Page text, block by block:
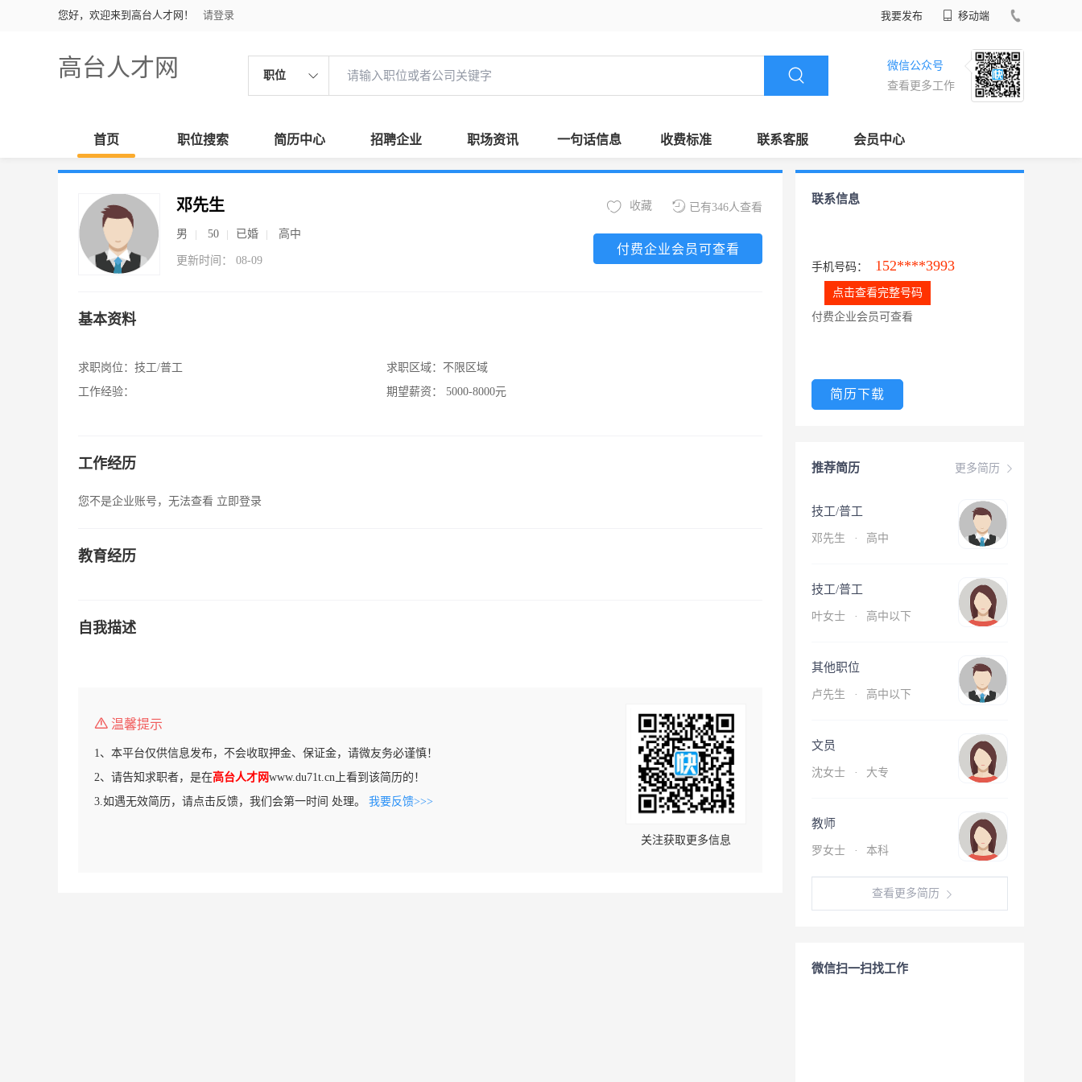
您好，欢迎来到高台人才网！ 请登录 我要发布 移动端
高台人才网 职位
微信公众号
查看更多工作
首页 职位搜索 简历中心 招聘企业 职场资讯 一句话信息 收费标准 联系客服 会员中心
邓先生
男 50 已婚 高中
更新时间： 08-09
已有346人查看
收藏
付费企业会员可查看
基本资料
求职岗位： 技工/普工
工作经验：
求职区域： 不限区域
期望薪资：
5000-8000元
工作经历
您不是企业账号，无法查看 立即登录
教育经历
自我描述
温馨提示
1、本平台仅供信息发布，不会收取押金、保证金，请微友务必谨慎！
2、请告知求职者，是在高台人才网www.du71t.cn上看到该简历的！
3.如遇无效简历，请点击反馈，我们会第一时间 处理。 我要反馈>>>
关注获取更多信息
联系信息
手机号码： 152****3993
点击查看完整号码
付费企业会员可查看
简历下载
更多简历
推荐简历
技工/普工
邓先生 · 高中
技工/普工
叶女士 · 高中以下
其他职位
卢先生 · 高中以下
文员
沈女士 · 大专
教师
罗女士 · 本科
查看更多简历
微信扫一扫找工作